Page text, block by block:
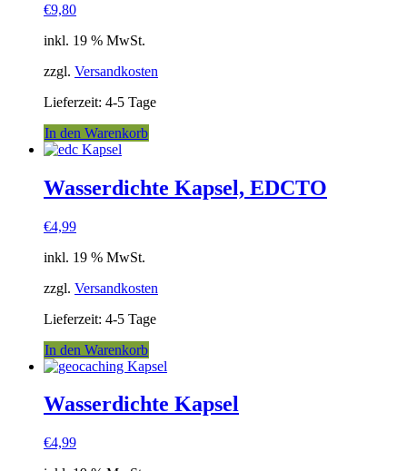
€9,80
inkl. 19 % MwSt.
zzgl. Versandkosten
Lieferzeit: 4-5 Tage
In den Warenkorb
Wasserdichte Kapsel, EDCTO
€4,99
inkl. 19 % MwSt.
zzgl. Versandkosten
Lieferzeit: 4-5 Tage
In den Warenkorb
Wasserdichte Kapsel
€4,99